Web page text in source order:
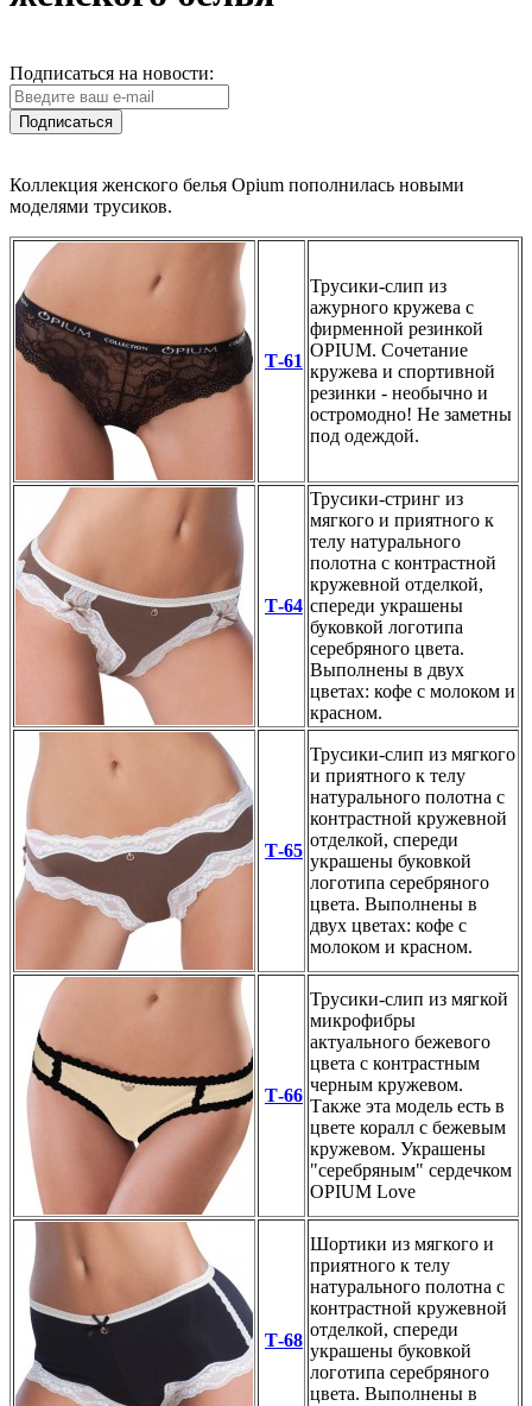
Подписаться на новости:
Подписаться
Коллекция женского белья Opium пополнилась новыми
моделями трусиков.
Т-61
Трусики-слип из
ажурного кружева с
фирменной резинкой
OPIUM. Сочетание
кружева и спортивной
резинки - необычно и
остромодно! Не заметны
под одеждой.
Т-64
Трусики-стринг из
мягкого и приятного к
телу натурального
полотна с контрастной
кружевной отделкой,
спереди украшены
буковкой логотипа
серебряного цвета.
Выполнены в двух
цветах: кофе с молоком и
красном.
Т-65
Трусики-слип из мягкого
и приятного к телу
натурального полотна с
контрастной кружевной
отделкой, спереди
украшены буковкой
логотипа серебряного
цвета. Выполнены в
двух цветах: кофе с
молоком и красном.
Т-66
Трусики-слип из мягкой
микрофибры
актуального бежевого
цвета с контрастным
черным кружевом.
Также эта модель есть в
цвете коралл с бежевым
кружевом. Украшены
"серебряным" сердечком
OPIUM Love
Т-68
Шортики из мягкого и
приятного к телу
натурального полотна с
контрастной кружевной
отделкой, спереди
украшены буковкой
логотипа серебряного
цвета. Выполнены в